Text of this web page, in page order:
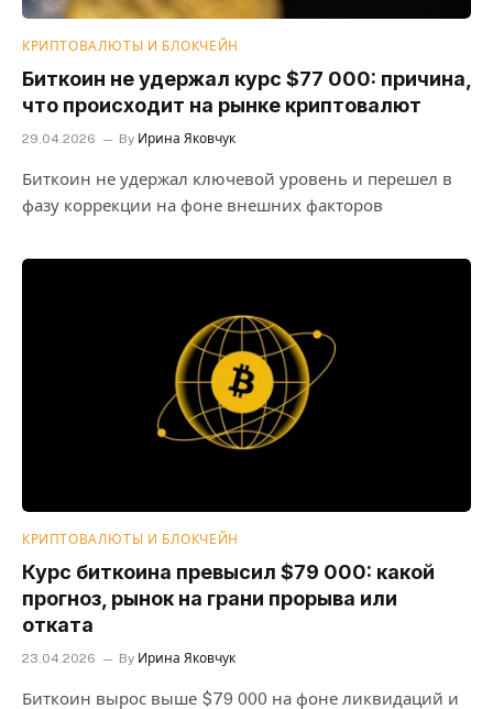
КРИПТОВАЛЮТЫ И БЛОКЧЕЙН
Биткоин не удержал курс $77 000: причина,
что происходит на рынке криптовалют
29.04.2026 By Ирина Яковчук
Биткоин не удержал ключевой уровень и перешел в
фазу коррекции на фоне внешних факторов
КРИПТОВАЛЮТЫ И БЛОКЧЕЙН
Курс биткоина превысил $79 000: какой
прогноз, рынок на грани прорыва или
отката
23.04.2026 By Ирина Яковчук
Биткоин вырос выше $79 000 на фоне ликвидаций и